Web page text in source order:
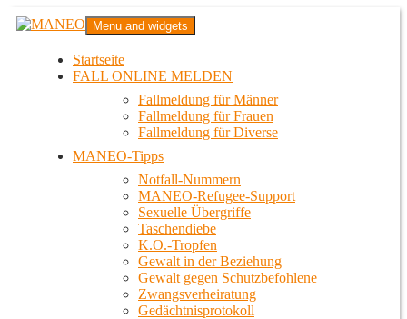
Zum
InhaltMANEO
Das schwule Anti-Gewalt-Projekt in Berlin
Menu and widgets
Startseite
FALL ONLINE MELDEN
Fallmeldung für Männer
Fallmeldung für Frauen
Fallmeldung für Diverse
MANEO-Tipps
Notfall-Nummern
MANEO-Refugee-Support
Sexuelle Übergriffe
Taschendiebe
K.O.-Tropfen
Gewalt in der Beziehung
Gewalt gegen Schutzbefohlene
Zwangsverheiratung
Gedächtnisprotokoll